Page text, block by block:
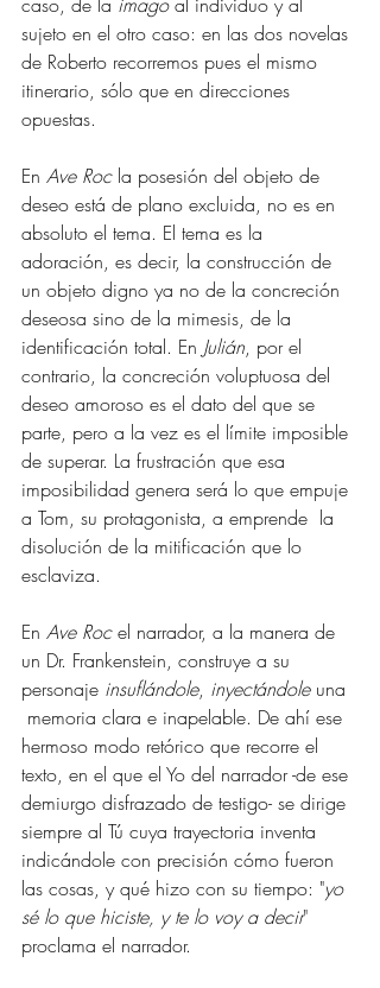
sujeto en el otro caso: en las dos novelas
de Roberto recorremos pues el mismo
itinerario, sólo que en direcciones
opuestas.
En Ave Roc la posesión del objeto de
deseo está de plano excluida, no es en
absoluto el tema. El tema es la
adoración, es decir, la construcción de
un objeto digno ya no de la concreción
deseosa sino de la mimesis, de la
identificación total. En Julián, por el
contrario, la concreción voluptuosa del
deseo amoroso es el dato del que se
parte, pero a la vez es el límite imposible
de superar. La frustración que esa
imposibilidad genera será lo que empuje
a Tom, su protagonista, a emprende  la
disolución de la mitificación que lo
esclaviza.
En Ave Roc el narrador, a la manera de
un Dr. Frankenstein, construye a su
personaje insuflándole, inyectándole una
memoria clara e inapelable. De ahí ese
hermoso modo retórico que recorre el
texto, en el que el Yo del narrador -de ese
demiurgo disfrazado de testigo- se dirige
siempre al Tú cuya trayectoria inventa
indicándole con precisión cómo fueron
las cosas, y qué hizo con su tiempo: "yo
sé lo que hiciste, y te lo voy a decir"
proclama el narrador.